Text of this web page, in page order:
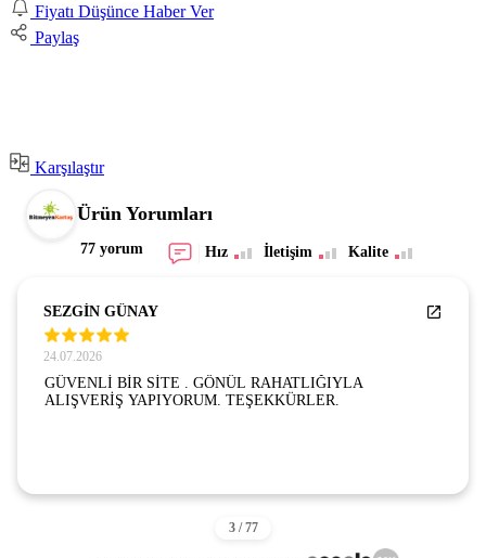
Fiyatı Düşünce Haber Ver
Paylaş
Karşılaştır
Ürün Yorumları
77 yorum Hız İletişim Kalite
SEZGİN GÜNAY
24.07.2026
GÜVENLİ BİR SİTE . GÖNÜL RAHATLIĞIYLA
ALIŞVERİŞ YAPIYORUM. TEŞEKKÜRLER.